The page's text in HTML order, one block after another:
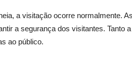
a visitação ocorre normalmente.
a segurança dos visitantes. Tanto
ao público.